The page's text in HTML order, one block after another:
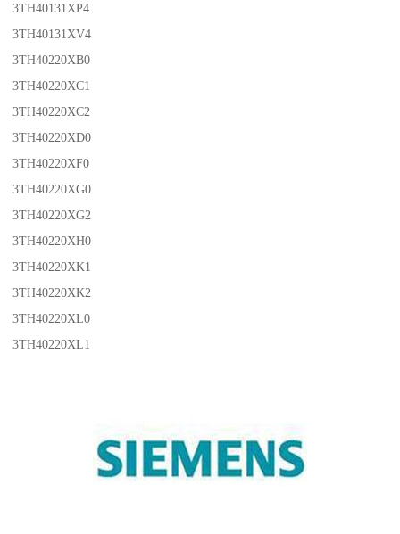
3TH40131XP4
3TH40131XV4
3TH40220XB0
3TH40220XC1
3TH40220XC2
3TH40220XD0
3TH40220XF0
3TH40220XG0
3TH40220XG2
3TH40220XH0
3TH40220XK1
3TH40220XK2
3TH40220XL0
3TH40220XL1